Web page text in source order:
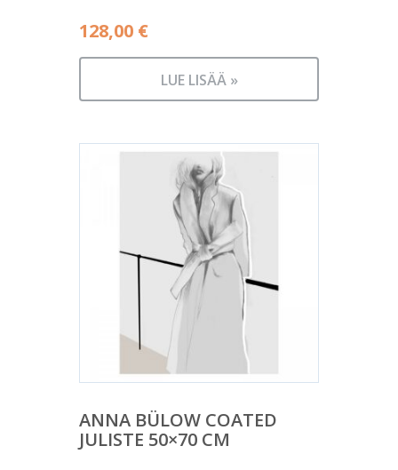
128,00 €
LUE LISÄÄ »
ANNA BÜLOW COATED
JULISTE 50×70 CM